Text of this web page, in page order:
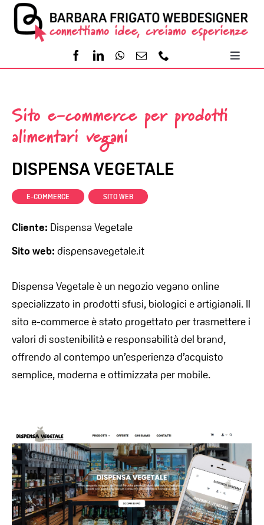
Salta
contenuto
Servizi
Portfolio
Contatti
Sito e-commerce per prodotti
alimentari vegani
DISPENSA VEGETALE
E-COMMERCE , SITO WEB
Cliente: Dispensa Vegetale
Sito web: dispensavegetale.it
Dispensa Vegetale è un negozio vegano online
specializzato in prodotti sfusi, biologici e artigianali. Il
sito e-commerce è stato progettato per trasmettere i
valori di sostenibilità e responsabilità del brand,
offrendo al contempo un’esperienza d’acquisto
semplice, moderna e ottimizzata per mobile.